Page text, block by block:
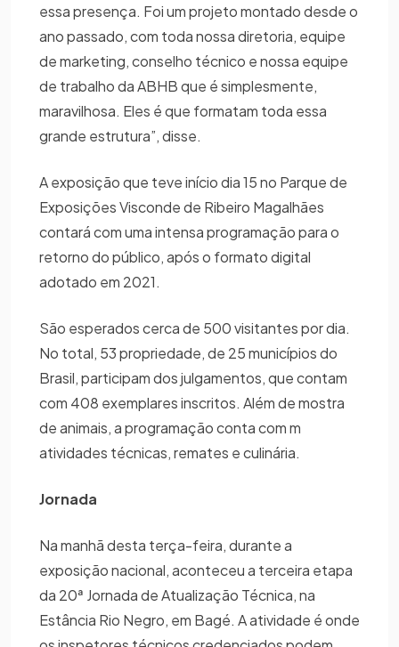
essa presença. Foi um projeto montado desde o
ano passado, com toda nossa diretoria, equipe
de marketing, conselho técnico e nossa equipe
de trabalho da ABHB que é simplesmente,
maravilhosa. Eles é que formatam toda essa
grande estrutura”, disse.
A exposição que teve início dia 15 no Parque de
Exposições Visconde de Ribeiro Magalhães
contará com uma intensa programação para o
retorno do público, após o formato digital
adotado em 2021.
São esperados cerca de 500 visitantes por dia.
No total, 53 propriedade, de 25 municípios do
Brasil, participam dos julgamentos, que contam
com 408 exemplares inscritos. Além de mostra
de animais, a programação conta com m
atividades técnicas, remates e culinária.
Jornada
Na manhã desta terça-feira, durante a
exposição nacional, aconteceu a terceira etapa
da 20ª Jornada de Atualização Técnica, na
Estância Rio Negro, em Bagé. A atividade é onde